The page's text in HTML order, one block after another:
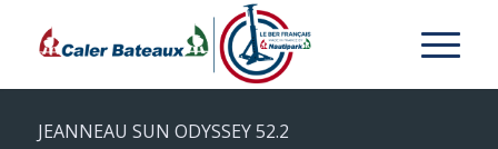
JEANNEAU SUN ODYSSEY 52.2